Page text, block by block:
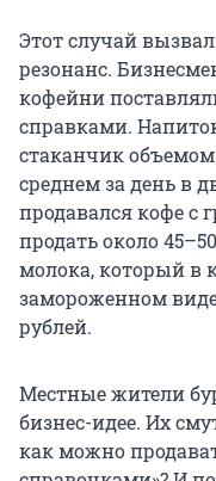
Этот случай
резонанс.
кофейни
справками.
стаканчик
среднем за день в
продавался кофе с
продать около
молока, который в
замороженном
рублей.
Местные жители
бизнес-идее. Их
как можно